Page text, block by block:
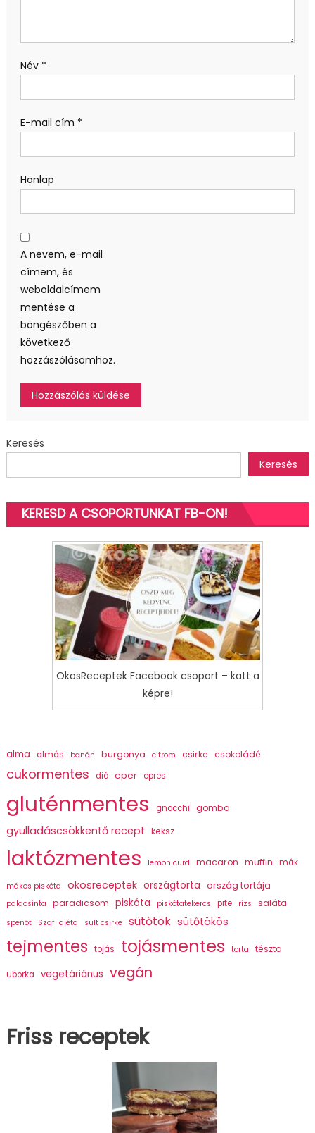
Név *
E-mail cím *
Honlap
A nevem, e-mail
címem, és
weboldalcímem
mentése a
böngészőben a
következő
hozzászólásomhoz.
Keresés
Keresés
KERESD A CSOPORTUNKAT FB-ON!
OkosReceptek Facebook csoport – katt a
képre!
alma almás banán burgonya citrom csirke csokoládé
cukormentes dió eper epres
gluténmentes gnocchi gomba
gyulladáscsökkentő recept keksz
laktózmentes lemon curd macaron muffin mák
mákos piskóta okosreceptek országtorta ország tortája
palacsinta paradicsom piskóta piskótatekercs pite rizs saláta
spenót Szafi diéta sült csirke sütőtök sütőtökös
tejmentes tojás tojásmentes torta tészta
uborka vegetáriánus vegán
Friss receptek